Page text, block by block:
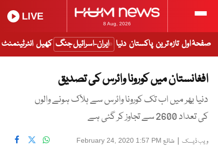
8 Aug, 2026
LIVE
صفحۂ اول تازہ ترین پاکستان دنیا ایران-اسرائیل جنگ کھیل انٹرٹینمنٹ
افغانستان میں کورونا وائرس کی تصدیق
دنیا بھر میں اب تک کورونا وائرس سے ہلاک ہونے والوں
کی تعداد 2600 سے تجاوز کر گئی ہے
ویب ڈیسک | شائع February 24, 2020 1:57 PM